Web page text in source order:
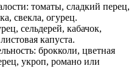
томаты, сладкий перец,
свекла, огурец.
сельдерей, кабачок,
капуста.
брокколи, цветная
укроп, романо или